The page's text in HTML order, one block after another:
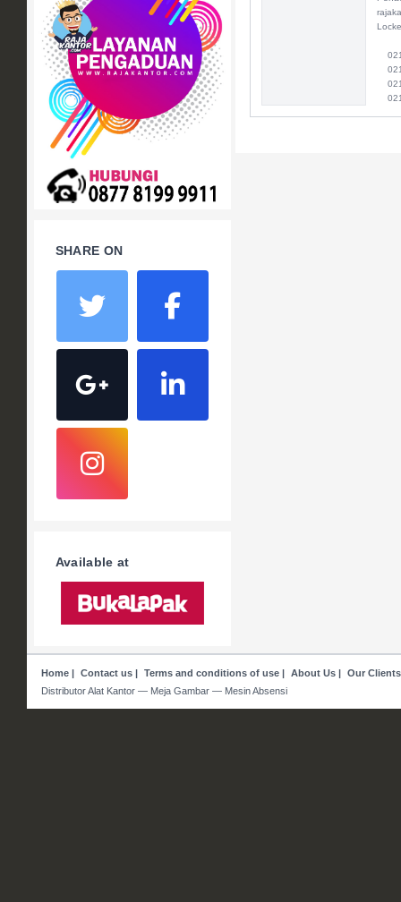
Promo
+ Rak Serbaguna
+ Ranjang Besi
+ Sofa Kantor
+ Springbed
White Board / Papan Tulis
SHARE ON
Available at
021
021
021
Home| Contact us| Terms and conditions of use| About Us| Our Clients
Distributor Alat Kantor — Meja Gambar — Mesin Absensi